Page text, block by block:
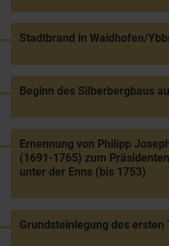
Stadtbrand in Waidhofen/
Beginn des Silberbergbaus
Ernennung von Philipp
(1691-1765) zum
unter der Enns (bis 1753)
Grundsteinlegung des